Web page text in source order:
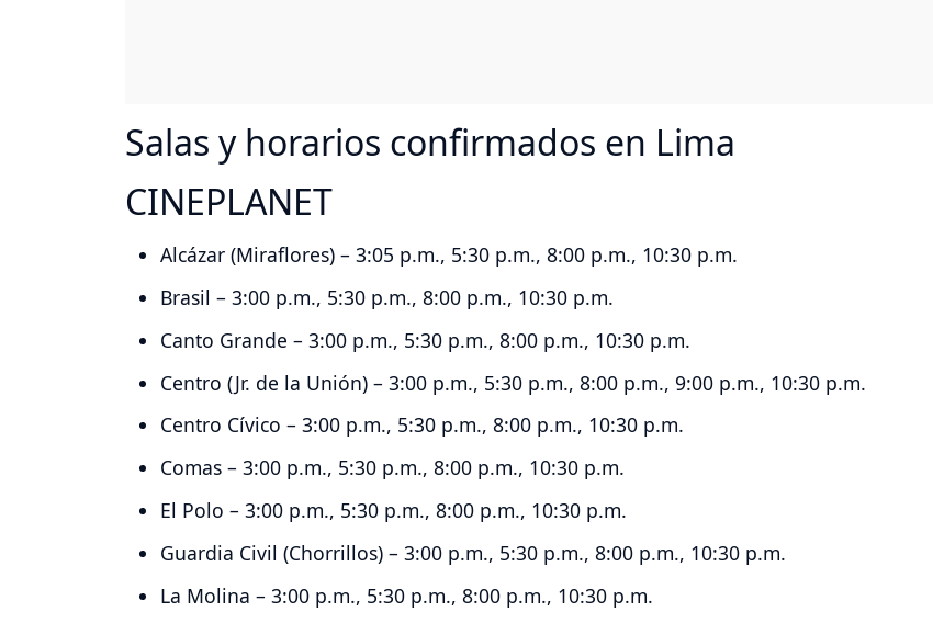
Salas y horarios confirmados en Lima
CINEPLANET
Alcázar (Miraflores) – 3:05 p.m., 5:30 p.m., 8:00 p.m., 10:30 p.m.
Brasil – 3:00 p.m., 5:30 p.m., 8:00 p.m., 10:30 p.m.
Canto Grande – 3:00 p.m., 5:30 p.m., 8:00 p.m., 10:30 p.m.
Centro (Jr. de la Unión) – 3:00 p.m., 5:30 p.m., 8:00 p.m., 9:00 p.m., 10:30 p.m.
Centro Cívico – 3:00 p.m., 5:30 p.m., 8:00 p.m., 10:30 p.m.
Comas – 3:00 p.m., 5:30 p.m., 8:00 p.m., 10:30 p.m.
El Polo – 3:00 p.m., 5:30 p.m., 8:00 p.m., 10:30 p.m.
Guardia Civil (Chorrillos) – 3:00 p.m., 5:30 p.m., 8:00 p.m., 10:30 p.m.
La Molina – 3:00 p.m., 5:30 p.m., 8:00 p.m., 10:30 p.m.